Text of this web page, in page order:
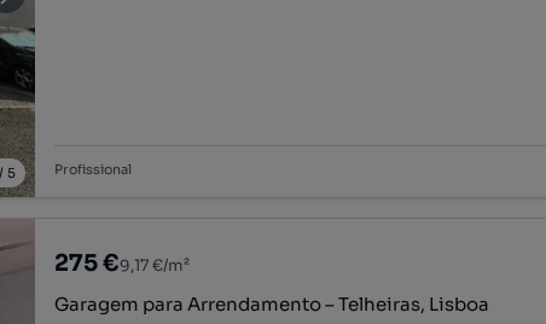
5 Profissional
275 €9,17 €/m²
Garagem para Arrendamento – Telheiras, Lisboa